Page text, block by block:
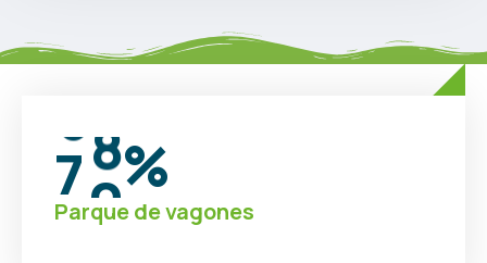
70%
Parque de vagones